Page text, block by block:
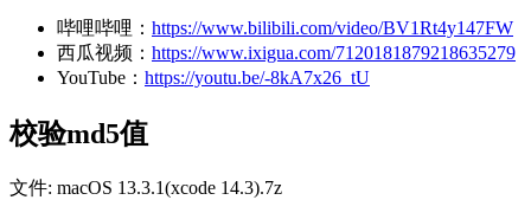
哔哩哔哩： https://www.bilibili.com/video/BV1Rt4y147FW
西瓜视频： https://www.ixigua.com/7120181879218635279
YouTube： https://youtu.be/-8kA7x26_tU
校验md5值
文件: macOS 13.3.1(xcode 14.3).7z